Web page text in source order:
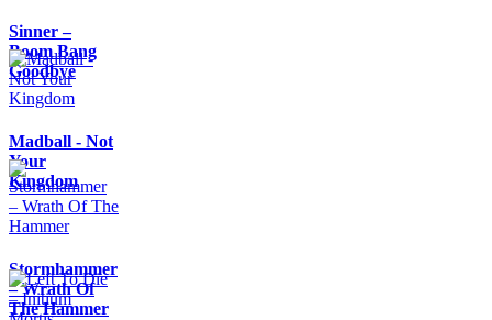
Sinner –
Boom Bang
Goodbye
Madball - Not
Your
Kingdom
Stormhammer
– Wrath Of
The Hammer